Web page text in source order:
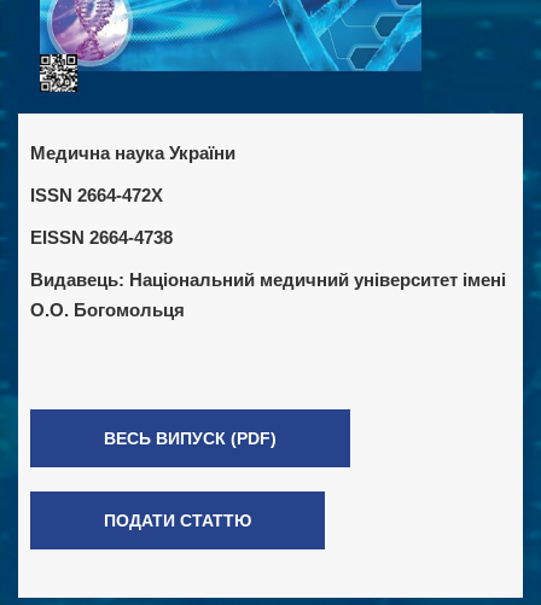
Медична наука України
ISSN 2664-472X
EISSN 2664-4738
Видавець: Національний медичний університет імені
О.О. Богомольця
ВЕСЬ ВИПУСК (PDF)
ПОДАТИ СТАТТЮ